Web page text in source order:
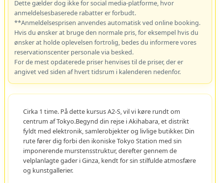
Dette gælder dog ikke for social media-platforme, hvor
anmeldelsesbaserede rabatter er forbudt.
**Anmeldelsesprisen anvendes automatisk ved online booking.
Hvis du ønsker at bruge den normale pris, for eksempel hvis du
ønsker at holde oplevelsen fortrolig, bedes du informere vores
reservationscenter personale via besked.
For de mest opdaterede priser henvises til de priser, der er
angivet ved siden af hvert tidsrum i kalenderen nedenfor.
Cirka 1 time. På dette kursus A2-S, vil vi køre rundt om
centrum af Tokyo.Begynd din rejse i Akihabara, et distrikt
fyldt med elektronik, samlerobjekter og livlige butikker. Din
rute fører dig forbi den ikoniske Tokyo Station med sin
imponerende murstensstruktur, derefter gennem de
velplanlagte gader i Ginza, kendt for sin stilfulde atmosfære
og kunstgallerier.